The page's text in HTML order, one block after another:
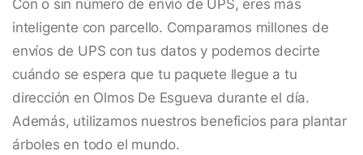
Con o sin número de envío de UPS, eres más
inteligente con parcello. Comparamos millones de
envíos de UPS con tus datos y podemos decirte
cuándo se espera que tu paquete llegue a tu
dirección en Olmos De Esgueva durante el día.
Además, utilizamos nuestros beneficios para plantar
árboles en todo el mundo.